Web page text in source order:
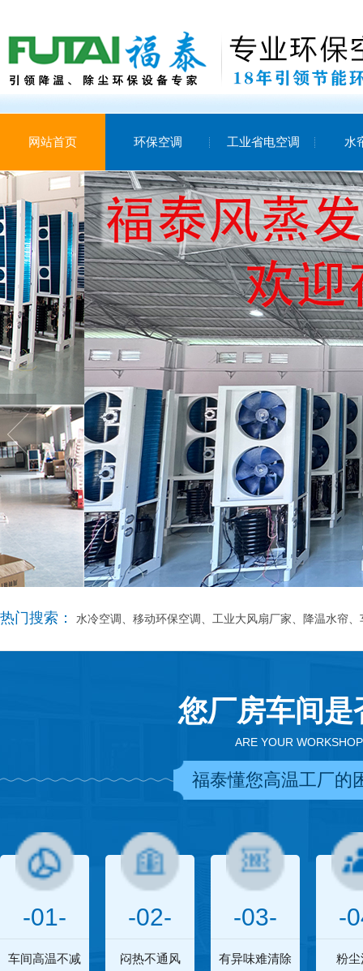
网站首页 环保空调 工业省电空调 水
热门搜索： 水冷空调、移动环保空调、工业大风扇厂家、降温水帘
您厂房车间
ARE YOUR
福泰懂您高温工厂的
-01-
车间高温不减
-02-
闷热不通风
-03-
有异味难清除
-
粉尘